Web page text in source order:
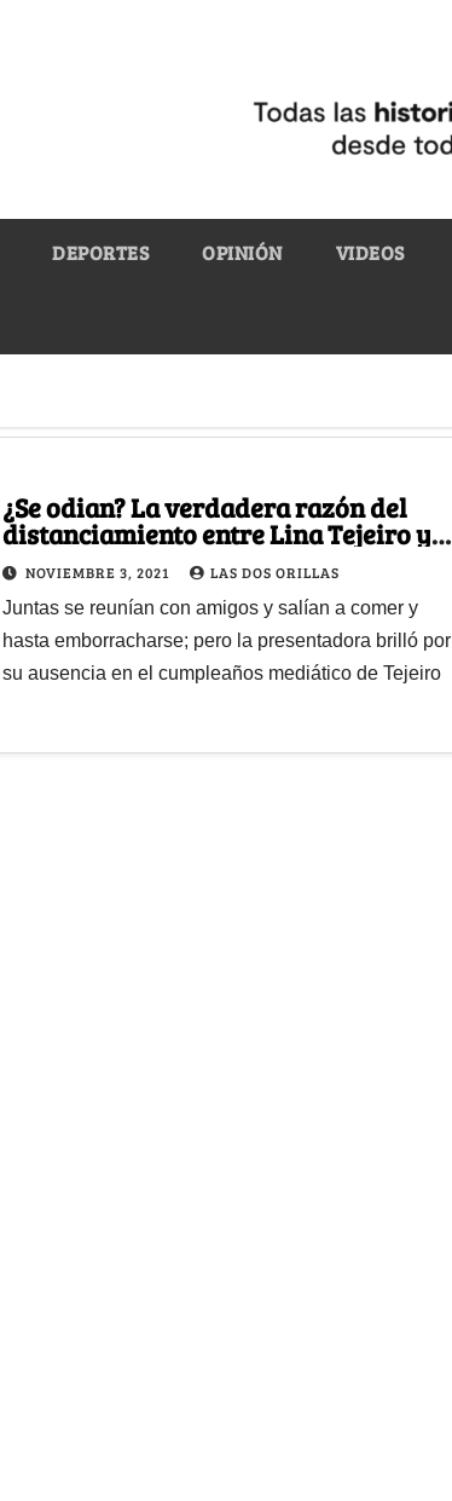
DEPORTES OPINIÓN VIDEOS
¿Se odian? La verdadera razón del
distanciamiento entre Lina Tejeiro y
Jessica Cediel
NOVIEMBRE 3, 2021 LAS DOS ORILLAS
Juntas se reunían con amigos y salían a comer y
hasta emborracharse; pero la presentadora brilló por
su ausencia en el cumpleaños mediático de Tejeiro